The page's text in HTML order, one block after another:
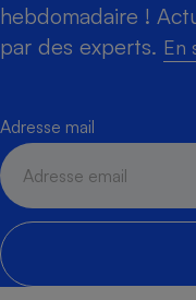
hebdomadaire !
par des experts. En
Adresse mail